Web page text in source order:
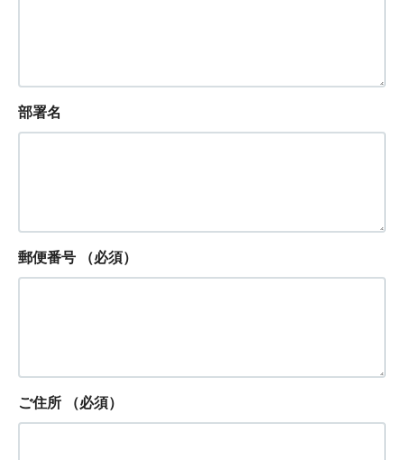
部署名
郵便番号 （必須）
ご住所 （必須）